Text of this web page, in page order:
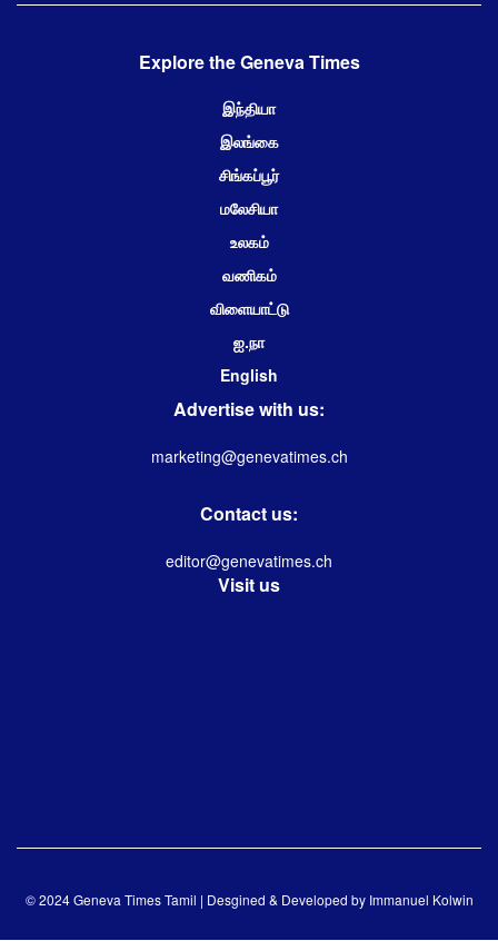
Explore the Geneva Times
இந்தியா
இலங்கை
சிங்கப்பூர்
மலேசியா
உலகம்
வணிகம்
விளையாட்டு
ஐ.நா
English
Advertise with us:
marketing@genevatimes.ch
Contact us:
editor@genevatimes.ch
Visit us
© 2024 Geneva Times Tamil | Desgined & Developed by Immanuel Kolwin